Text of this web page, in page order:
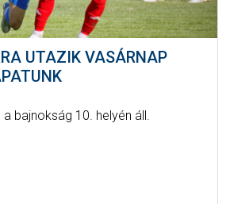
UTAZIK VASÁRNAP
a bajnokság 10. helyén áll.